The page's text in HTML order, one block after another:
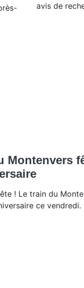
avis de
Montenvers
! Le train du
ce vendredi.